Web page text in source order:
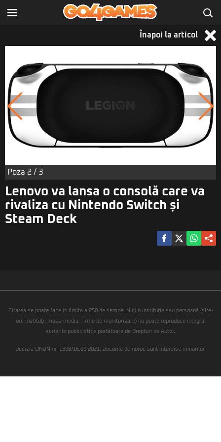
Înapoi la articol
Poza 2 / 3
Lenovo va lansa o consolă care va
rivaliza cu Nintendo Switch și
Steam Deck
Citarea se poate face în limita a 250 de semne. Nici o instituţie sau persoană (site-
uri, instituţii mass-media, firme de monitorizare) nu poate reproduce integral
scrierile publicistice purtătoare de Drepturi de Autor.
Decizia ONJN nr. 1598/16.09.2021. Jocurile de noroc sunt interzise minorilor.